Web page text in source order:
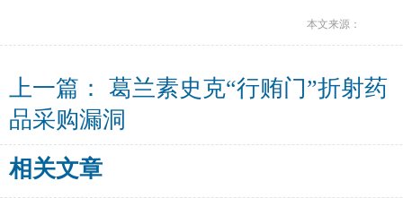
本文来源：
上一篇： 葛兰素史克“行贿门”折射药
品采购漏洞
相关文章